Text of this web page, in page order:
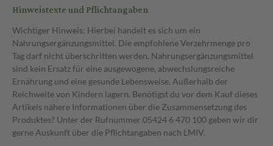
Hinweistexte und Pflichtangaben
Wichtiger Hinweis: Hierbei handelt es sich um ein
Nahrungsergänzungsmittel. Die empfohlene Verzehrmenge pro
Tag darf nicht überschritten werden. Nahrungsergänzungsmittel
sind kein Ersatz für eine ausgewogene, abwechslungsreiche
Ernährung und eine gesunde Lebensweise. Außerhalb der
Reichweite von Kindern lagern. Benötigst du vor dem Kauf dieses
Artikels nähere Informationen über die Zusammensetzung des
Produktes? Unter der Rufnummer 05424 6 470 100 geben wir dir
gerne Auskunft über die Pflichtangaben nach LMIV.